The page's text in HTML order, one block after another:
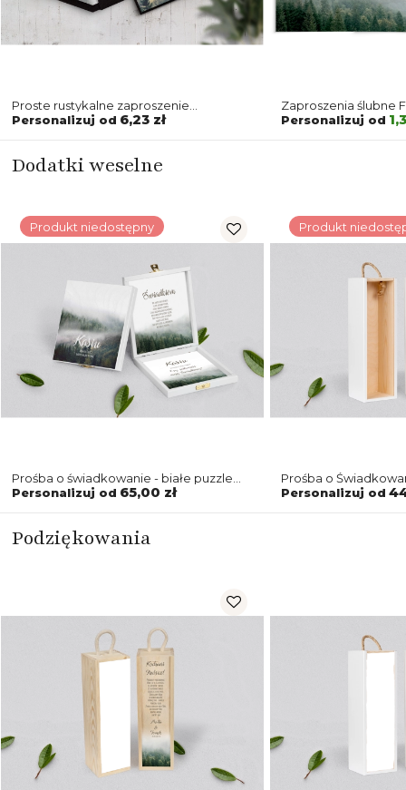
Proste rustykalne zaproszenie
drukowane na papierze skóra z ciemną
kopertą perłową
Personalizuj od 6,23 zł
Zaproszenia ślubne
Motyw 2
Personalizuj od
Dodatki weselne
Produkt niedostępny
Prośba o świadkowanie - białe puzzle
Forest - Motyw 2
Personalizuj od 65,00 zł
Produkt
Prośba o
Forest - Motyw 2
Personalizuj od
Podziękowania